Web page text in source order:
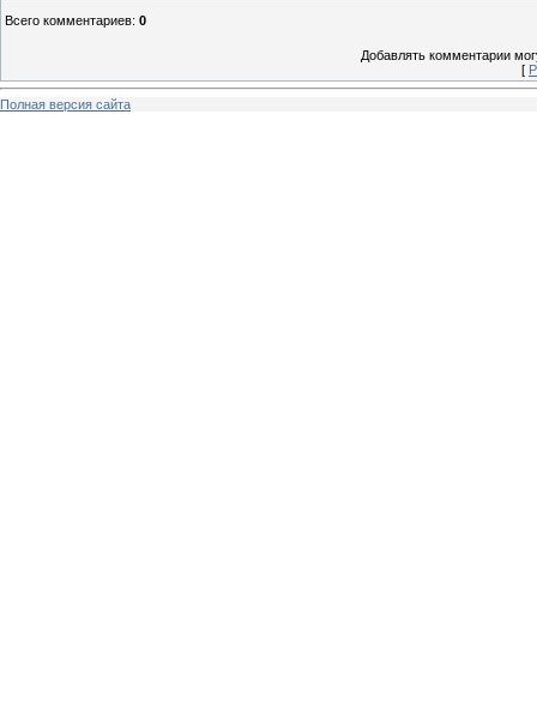
Всего комментариев: 0
Добавлять комментарии
[
Полная версия сайта